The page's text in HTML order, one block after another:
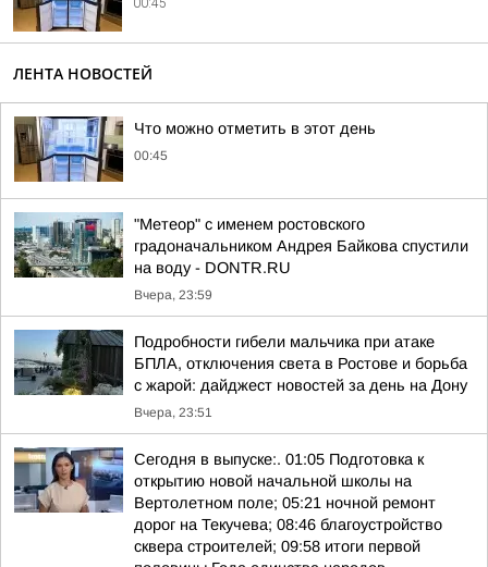
00:45
ЛЕНТА НОВОСТЕЙ
Что можно отметить в этот день
00:45
"Метеор" с именем ростовского
градоначальником Андрея Байкова спустили
на воду - DONTR.RU
Вчера, 23:59
Подробности гибели мальчика при атаке
БПЛА, отключения света в Ростове и борьба
с жарой: дайджест новостей за день на Дону
Вчера, 23:51
Сегодня в выпуске:. 01:05 Подготовка к
открытию новой начальной школы на
Вертолетном поле; 05:21 ночной ремонт
дорог на Текучева; 08:46 благоустройство
сквера строителей; 09:58 итоги первой